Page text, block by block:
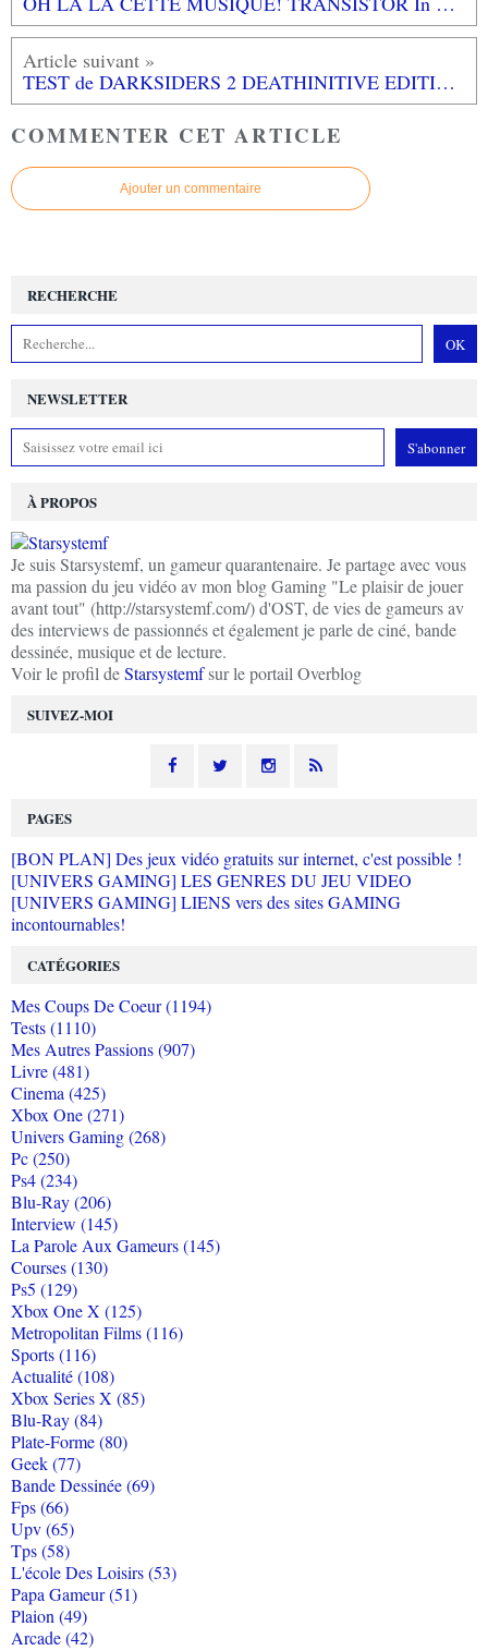
TEST de DARKSIDERS 2 DEATHINITIVE EDITION (sur PS4): une chouette ressortie
COMMENTER CET ARTICLE
Ajouter un commentaire
NEWSLETTER
SUIVEZ-MOI
RECHERCHE
À PROPOS
Je suis Starsystemf, un gameur quarantenaire. Je partage avec vous
ma passion du jeu vidéo av mon blog Gaming "Le plaisir de jouer
avant tout" (http://starsystemf.com/) d'OST, de vies de gameurs av
des interviews de passionnés et également je parle de ciné, bande
dessinée, musique et de lecture.
Voir le profil deStarsystemfsur le portail Overblog
PAGES
[BON PLAN] Des jeux vidéo gratuits sur internet, c'est possible !
[UNIVERS GAMING] LES GENRES DU JEU VIDEO
[UNIVERS GAMING] LIENS vers des sites GAMING
incontournables!
CATÉGORIES
Mes Coups De Coeur (1194)
Tests (1110)
Mes Autres Passions (907)
Livre (481)
Cinema (425)
Xbox One (271)
Univers Gaming (268)
Pc (250)
Ps4 (234)
Blu-Ray (206)
Interview (145)
La Parole Aux Gameurs (145)
Courses (130)
Ps5 (129)
Xbox One X (125)
Metropolitan Films (116)
Sports (116)
Actualité (108)
Xbox Series X (85)
Blu-Ray (84)
Plate-Forme (80)
Geek (77)
Bande Dessinée (69)
Fps (66)
Upv (65)
Tps (58)
L'école Des Loisirs (53)
Papa Gameur (51)
Plaion (49)
Arcade (42)